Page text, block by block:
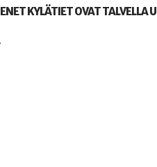
KYLÄTIET OVAT TALVELLA